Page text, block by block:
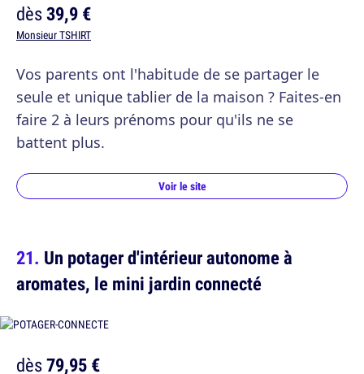
dès39,9 €
Monsieur TSHIRT
Vos parents ont l'habitude de se partager le
seule et unique tablier de la maison ? Faites-en
faire 2 à leurs prénoms pour qu'ils ne se
battent plus.
Voir le site
Un potager d'intérieur autonome à
aromates, le mini jardin connecté
dès79,95 €